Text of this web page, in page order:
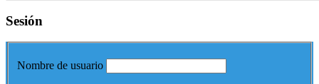
Sesión
Nombre de usuario